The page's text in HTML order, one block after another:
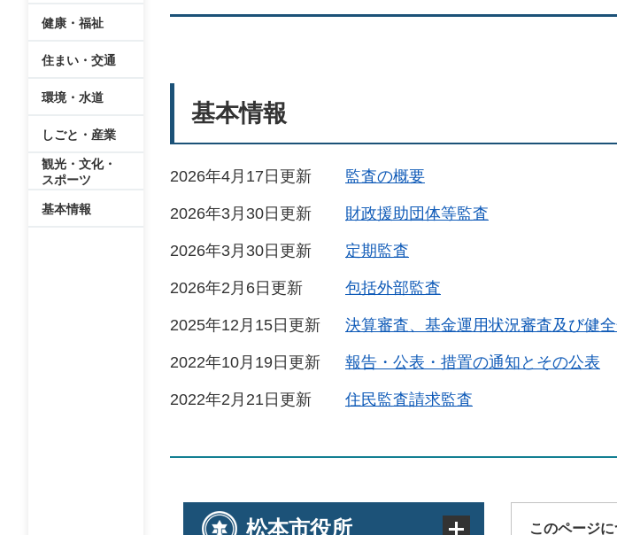
健康・福祉
住まい・交通
環境・水道
しごと・産業
観光・文化・
スポーツ
基本情報
基本情報
2026年4月17日更新 監査の概要
2026年3月30日更新 財政援助団体等監査
2026年3月30日更新 定期監査
2026年2月6日更新 包括外部監査
2025年12月15日更新 決算審査、基金運用状況審査及び健
2022年10月19日更新 報告・公表・措置の通知とその公表
2022年2月21日更新 住民監査請求監査
松本市役所 このページ